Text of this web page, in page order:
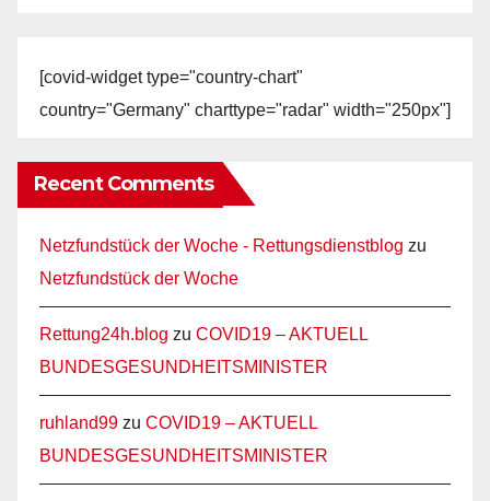
[covid-widget type="country-chart"
country="Germany" charttype="radar" width="250px"]
Recent Comments
Netzfundstück der Woche - Rettungsdienstblog zu
Netzfundstück der Woche
Rettung24h.blog zu COVID19 – AKTUELL
BUNDESGESUNDHEITSMINISTER
ruhland99 zu COVID19 – AKTUELL
BUNDESGESUNDHEITSMINISTER